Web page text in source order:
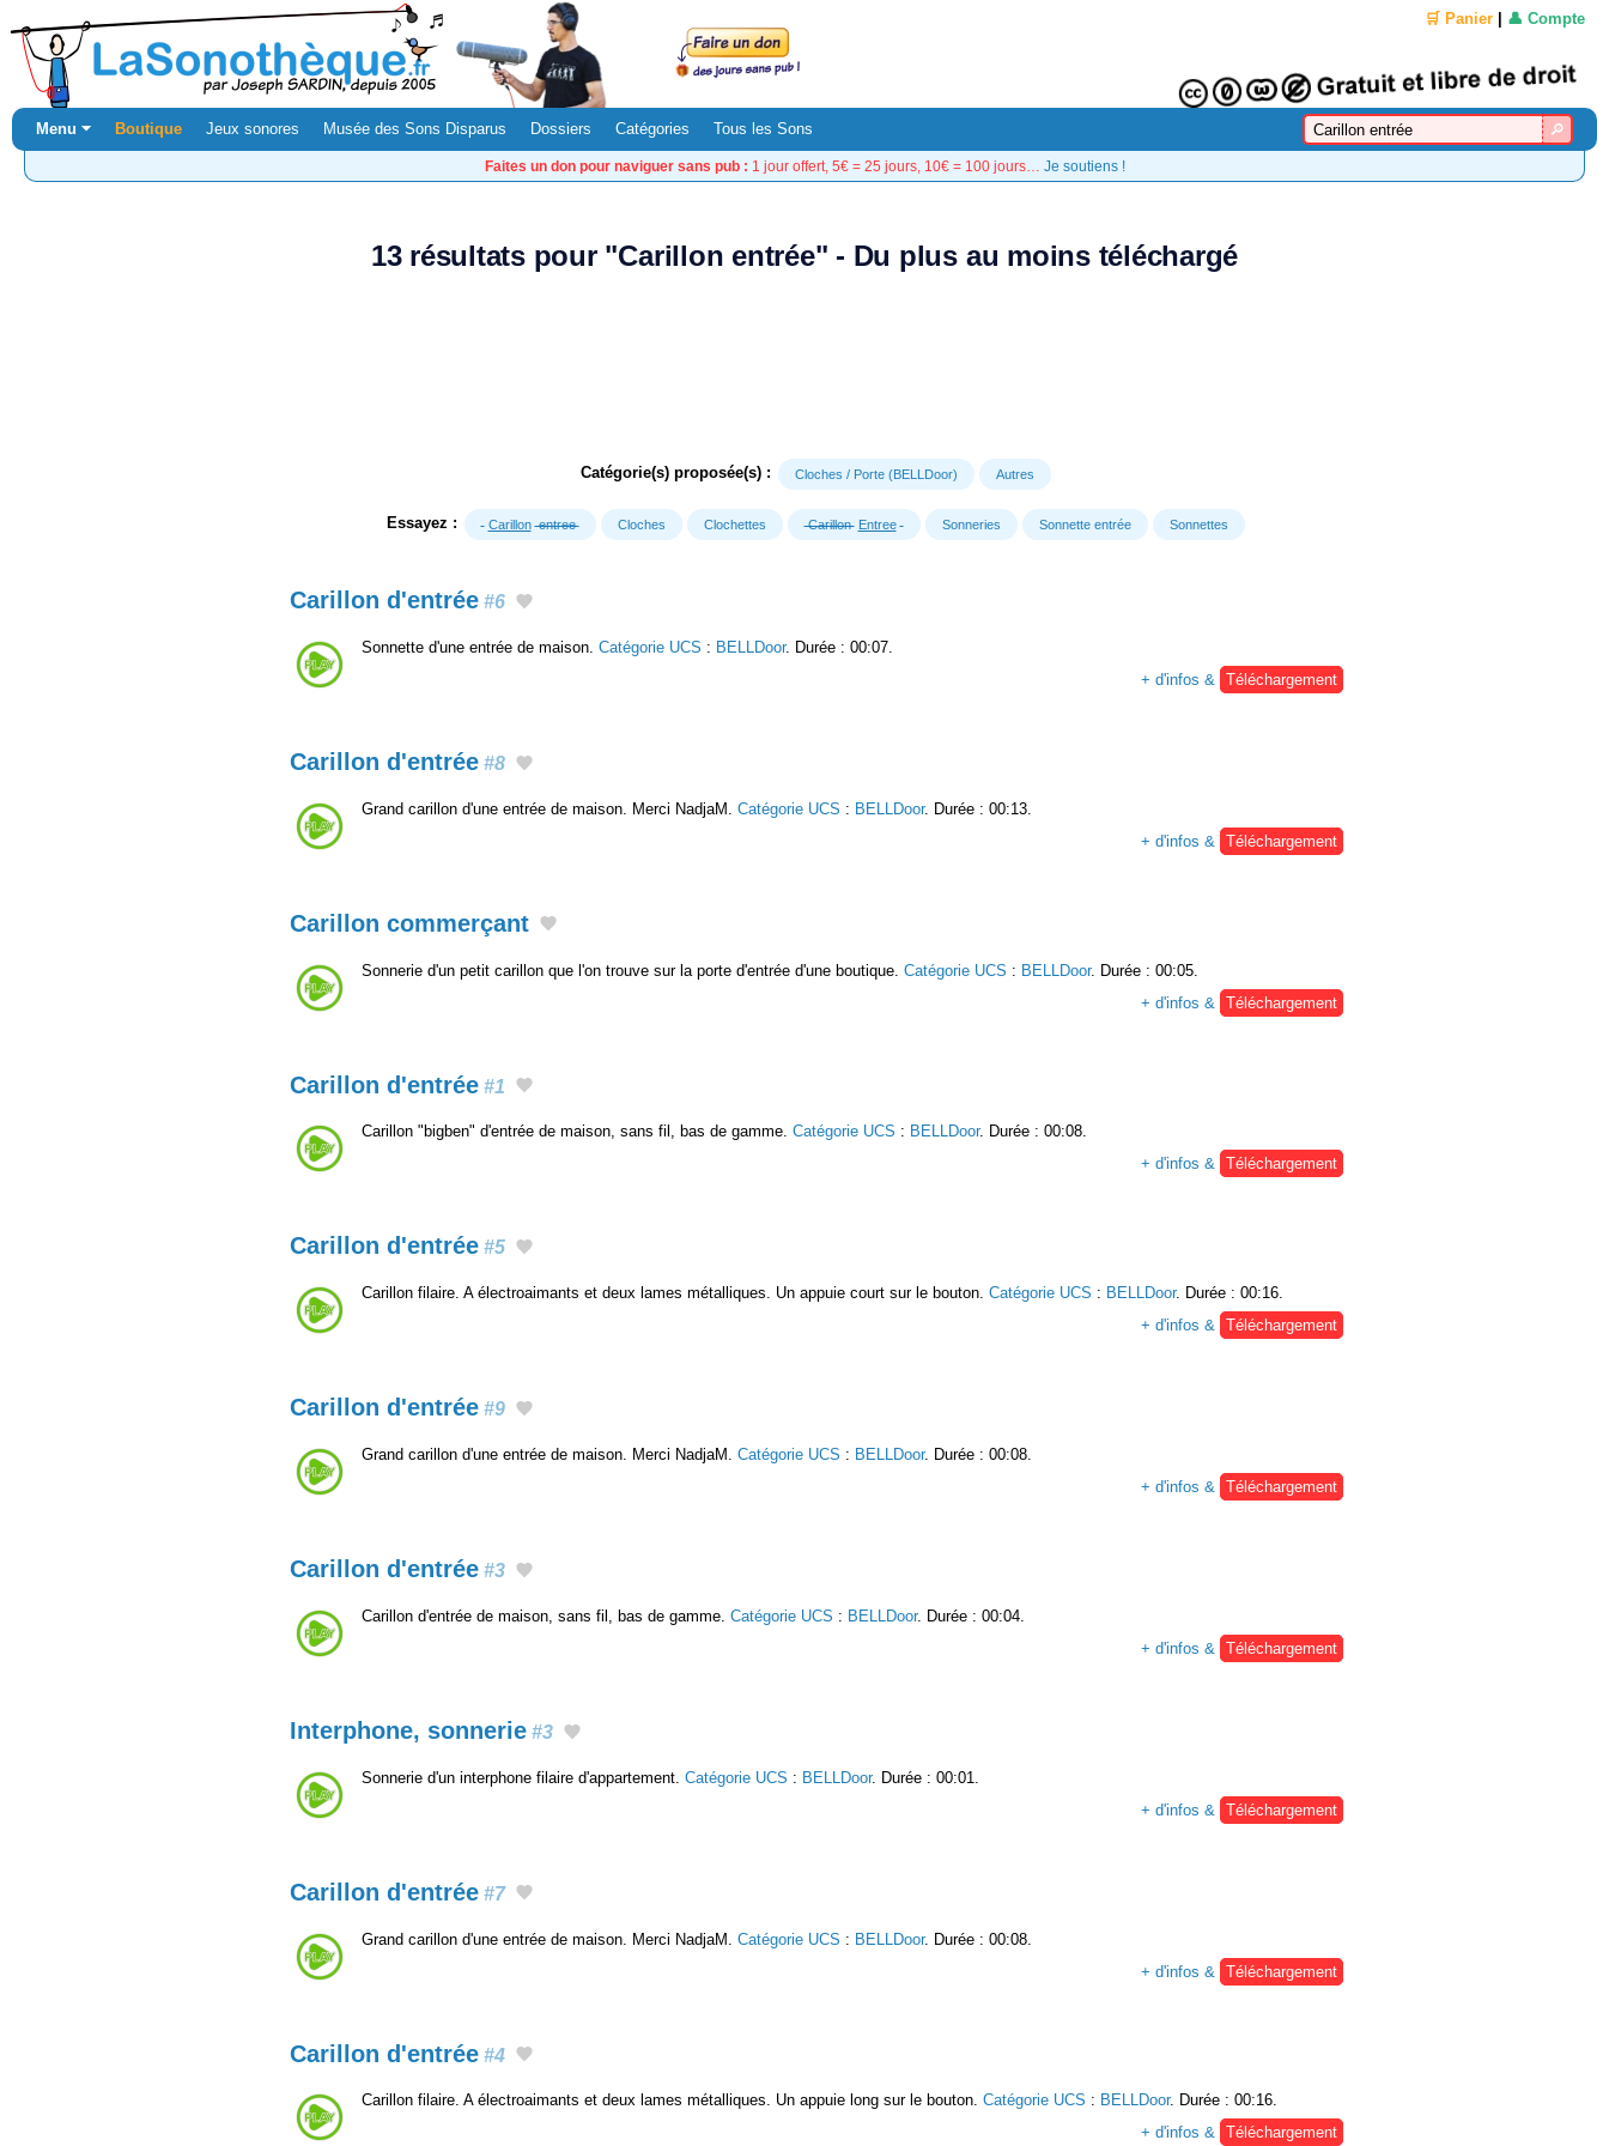
🛒 Panier 👤 Compte
Menu ⏷ Boutique Jeux sonores Musée des Sons Disparus Dossiers Catégories Tous les Sons
Faites un don pour naviguer sans pub : 1 jour offert, 5€ = 25 jours, 10€ = 100 jours… Je soutiens !
13 résultats pour "Carillon entrée" - Du plus au moins téléchargé
Catégorie(s) proposée(s) : Cloches / Porte (BELLDoor) Autres
Essayez : Carillon entree Cloches Clochettes Carillon Entree Sonneries Sonnette entrée Sonnettes
Carillon d'entrée #6
Sonnette d'une entrée de maison. Catégorie UCS : BELLDoor. Durée : 00:07.
+ d'infos &
Téléchargement
Carillon d'entrée #8
Grand carillon d'une entrée de maison. Merci NadjaM. Catégorie UCS : BELLDoor. Durée : 00:13.
+ d'infos &
Téléchargement
Carillon commerçant
Sonnerie d'un petit carillon que l'on trouve sur la porte d'entrée d'une boutique. Catégorie UCS : BELLDoor. Durée : 00:05.
+ d'infos &
Téléchargement
Carillon d'entrée #1
Carillon "bigben" d'entrée de maison, sans fil, bas de gamme. Catégorie UCS : BELLDoor. Durée : 00:08.
+ d'infos & Téléchargement
Carillon d'entrée #5
Carillon filaire. A électroaimants et deux lames métalliques. Un appuie court sur le bouton. Catégorie UCS : BELLDoor. Durée : 00:16.
+ d'infos & Téléchargement
Carillon d'entrée #9
Grand carillon d'une entrée de maison. Merci NadjaM. Catégorie UCS : BELLDoor. Durée : 00:08.
+ d'infos & Téléchargement
Carillon d'entrée #3
Carillon d'entrée de maison, sans fil, bas de gamme. Catégorie UCS : BELLDoor. Durée : 00:04.
+ d'infos &
Téléchargement
Interphone, sonnerie #3
Sonnerie d'un interphone filaire d'appartement. Catégorie UCS : BELLDoor. Durée : 00:01.
+ d'infos &
Téléchargement
Carillon d'entrée #7
Grand carillon d'une entrée de maison. Merci NadjaM. Catégorie UCS : BELLDoor. Durée : 00:08.
+ d'infos &
Téléchargement
Carillon d'entrée #4
Carillon filaire. A électroaimants et deux lames métalliques. Un appuie long sur le bouton. Catégorie UCS : BELLDoor. Durée : 00:16.
+ d'infos & Téléchargement